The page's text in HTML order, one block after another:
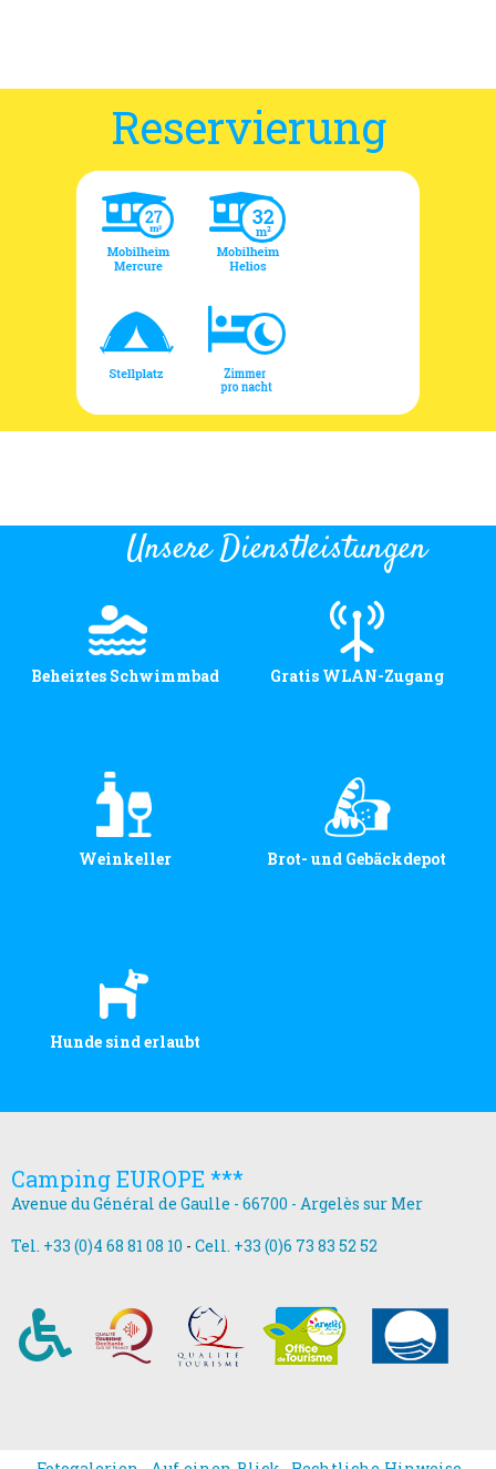
Reservierung
Unsere Dienstleistungen
Beheiztes Schwimmbad Gratis WLAN-Zugang
Weinkeller Brot- und Gebäckdepot
Hunde sind erlaubt
Camping EUROPE ***
Avenue du Général de Gaulle - 66700 - Argelès sur Mer
Tel. +33 (0)4 68 81 08 10 - Cell. +33 (0)6 73 83 52 52